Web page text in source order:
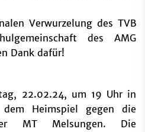
Verwurzelung des TVB
des AMG
Dank dafür!
22.02.24, um 19 Uhr in
Heimspiel gegen die
MT Melsungen. Die